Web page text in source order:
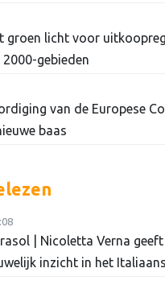
groen licht voor
gebieden
van de Europese
baas
| Nicoletta Verna
inzicht in het